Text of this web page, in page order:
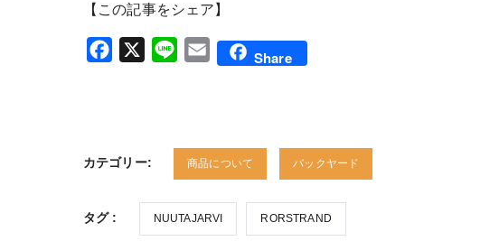
【この記事をシェア】
Facebook
X Line Email Share
カテゴリー: 商品について バックヤード
タグ : NUUTAJARVI RORSTRAND